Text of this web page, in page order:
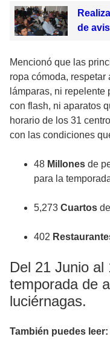
de
Mencionó que las
ropa cómoda,
lámparas, ni
con flash, ni aparatos
horario de los 31
con las condiciones
48 Millones de
para la
5,273 Cuartos
402
Del 21 Junio
temporada de
luciérnagas.
También puedes leer: